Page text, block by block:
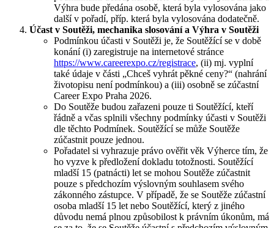
Výhra bude předána osobě, která byla vylosována jako
další v pořadí, příp. která byla vylosována dodatečně.
Účast v Soutěži, mechanika slosování a Výhra v Soutěži
Podmínkou účasti v Soutěži je, že Soutěžící se v době
konání (i) zaregistruje na internetové stránce
https://www.careerexpo.cz/registrace, (ii) mj. vyplní
také údaje v části „Chceš vyhrát pěkné ceny?“ (nahrání
životopisu není podmínkou) a (iii) osobně se zúčastní
Career Expo Praha 2026.
Do Soutěže budou zařazeni pouze ti Soutěžící, kteří
řádně a včas splnili všechny podmínky účasti v Soutěži
dle těchto Podmínek. Soutěžící se může Soutěže
zúčastnit pouze jednou.
Pořadatel si vyhrazuje právo ověřit věk Výherce tím, že
ho vyzve k předložení dokladu totožnosti. Soutěžící
mladší 15 (patnácti) let se mohou Soutěže zúčastnit
pouze s předchozím výslovným souhlasem svého
zákonného zástupce. V případě, že se Soutěže zúčastní
osoba mladší 15 let nebo Soutěžící, který z jiného
důvodu nemá plnou způsobilost k právním úkonům, má